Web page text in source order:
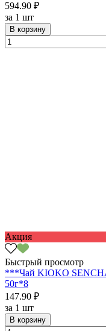
594.90 ₽
за 1 шт
В корзину
Акция
Быстрый просмотр
***Чай KIOKO
50г*8
147.90 ₽
за 1 шт
В корзину